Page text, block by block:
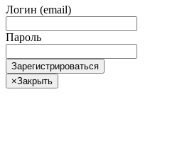
Логин (email)
Пароль
Зарегистрироваться
×Закрыть